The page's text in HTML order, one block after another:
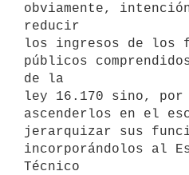
obviamente,
reducir
los ingresos de los
públicos
de la
ley 16.170 sino,
ascenderlos en el
jerarquizar sus
incorporándolos al
Técnico